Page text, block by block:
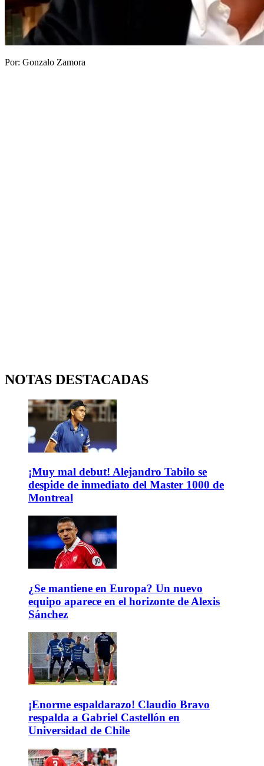
Por: Gonzalo Zamora
NOTAS DESTACADAS
¡Muy mal debut! Alejandro Tabilo se
despide de inmediato del Master 1000 de
Montreal
¿Se mantiene en Europa? Un nuevo
equipo aparece en el horizonte de Alexis
Sánchez
¡Enorme espaldarazo! Claudio Bravo
respalda a Gabriel Castellón en
Universidad de Chile